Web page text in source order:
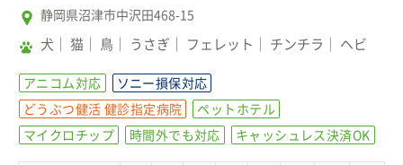
静岡県沼津市中沢田468-15
犬 猫 鳥 うさぎ フェレット チンチラ ヘビ
アニコム対応
ソニー損保対応
どうぶつ健活 健診指定病院
ペットホテル
マイクロチップ
時間外でも対応 キャッシュレス決済OK